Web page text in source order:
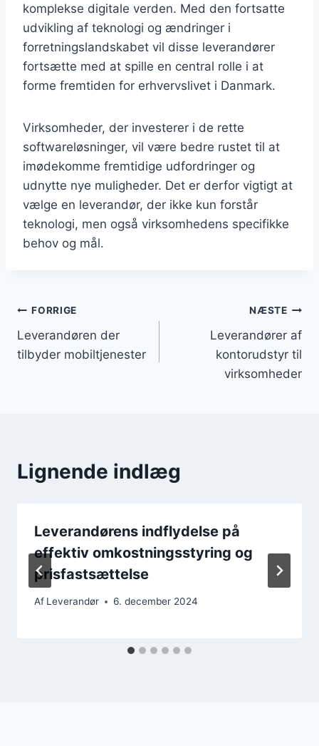
komplekse digitale verden. Med den fortsatte
udvikling af teknologi og ændringer i
forretningslandskabet vil disse leverandører
fortsætte med at spille en central rolle i at
forme fremtiden for erhvervslivet i Danmark.
Virksomheder, der investerer i de rette
softwareløsninger, vil være bedre rustet til at
imødekomme fremtidige udfordringer og
udnytte nye muligheder. Det er derfor vigtigt at
vælge en leverandør, der ikke kun forstår
teknologi, men også virksomhedens specifikke
behov og mål.
Indlægsnavigation
FORRIGE
Leverandøren der
tilbyder mobiltjenester
NÆSTE
Leverandører af
kontorudstyr til
virksomheder
Lignende indlæg
Leverandørens indflydelse på
effektiv omkostningsstyring og
prisfastsættelse
Af Leverandør 6. december 2024